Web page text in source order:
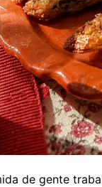
de gente